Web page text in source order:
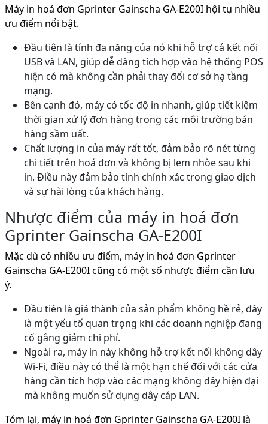
Máy in hoá đơn Gprinter Gainscha GA-E200I hội tụ nhiều
ưu điểm nổi bật.
Đầu tiên là tính đa năng của nó khi hỗ trợ cả kết nối
USB và LAN, giúp dễ dàng tích hợp vào hệ thống POS
hiện có mà không cần phải thay đổi cơ sở hạ tầng
mạng.
Bên cạnh đó, máy có tốc độ in nhanh, giúp tiết kiệm
thời gian xử lý đơn hàng trong các môi trường bán
hàng sầm uất.
Chất lượng in của máy rất tốt, đảm bảo rõ nét từng
chi tiết trên hoá đơn và không bị lem nhòe sau khi
in. Điều này đảm bảo tính chính xác trong giao dịch
và sự hài lòng của khách hàng.
Nhược điểm của máy in hoá đơn
Gprinter Gainscha GA-E200I
Mặc dù có nhiều ưu điểm, máy in hoá đơn Gprinter
Gainscha GA-E200I cũng có một số nhược điểm cần lưu
ý.
Đầu tiên là giá thành của sản phẩm không hề rẻ, đây
là một yếu tố quan trọng khi các doanh nghiệp đang
cố gắng giảm chi phí.
Ngoài ra, máy in này không hỗ trợ kết nối không dây
Wi-Fi, điều này có thể là một hạn chế đối với các cửa
hàng cần tích hợp vào các mạng không dây hiện đại
mà không muốn sử dụng dây cáp LAN.
Tóm lại, máy in hoá đơn Gprinter Gainscha GA-E200I là